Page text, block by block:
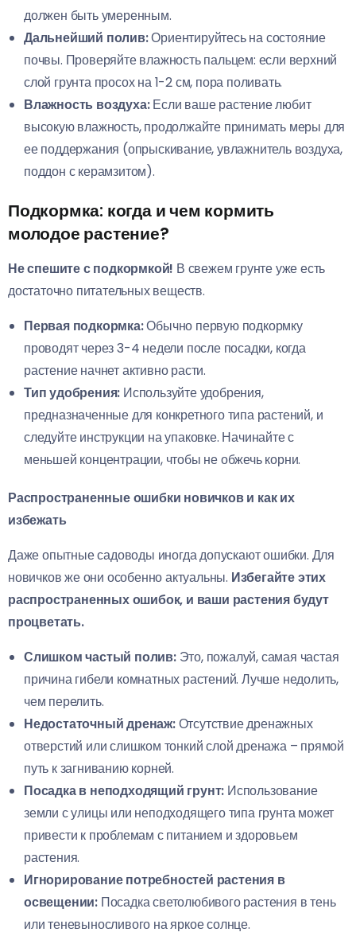
должен быть умеренным.
Дальнейший полив:Ориентируйтесь на состояние
почвы. Проверяйте влажность пальцем: если верхний
слой грунта просох на 1-2 см, пора поливать.
Влажность воздуха:Если ваше растение любит
высокую влажность, продолжайте принимать меры для
ее поддержания (опрыскивание, увлажнитель воздуха,
поддон с керамзитом).
Подкормка: когда и чем кормить
молодое растение?
Не спешите с подкормкой! В свежем грунте уже есть
достаточно питательных веществ.
Первая подкормка:Обычно первую подкормку
проводят через 3-4 недели после посадки, когда
растение начнет активно расти.
Тип удобрения: Используйте удобрения,
предназначенные для конкретного типа растений, и
следуйте инструкции на упаковке. Начинайте с
меньшей концентрации, чтобы не обжечь корни.
Распространенные ошибки новичков и как их
избежать
Даже опытные садоводы иногда допускают ошибки. Для
новичков же они особенно актуальны. Избегайте этих
распространенных ошибок, и ваши растения будут
процветать.
Слишком частый полив:Это, пожалуй, самая частая
причина гибели комнатных растений. Лучше недолить,
чем перелить.
Недостаточный дренаж:Отсутствие дренажных
отверстий или слишком тонкий слой дренажа – прямой
путь к загниванию корней.
Посадка в неподходящий грунт: Использование
земли с улицы или неподходящего типа грунта может
привести к проблемам с питанием и здоровьем
растения.
Игнорирование потребностей растения в
освещении: Посадка светолюбивого растения в тень
или теневыносливого на яркое солнце.